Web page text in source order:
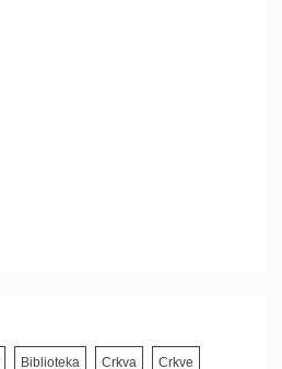
Biblioteka Crkva Crkve